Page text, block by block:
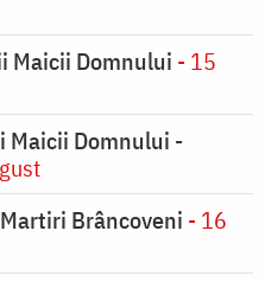
Maicii Domnului - 15
Maicii Domnului -
Brâncoveni - 16